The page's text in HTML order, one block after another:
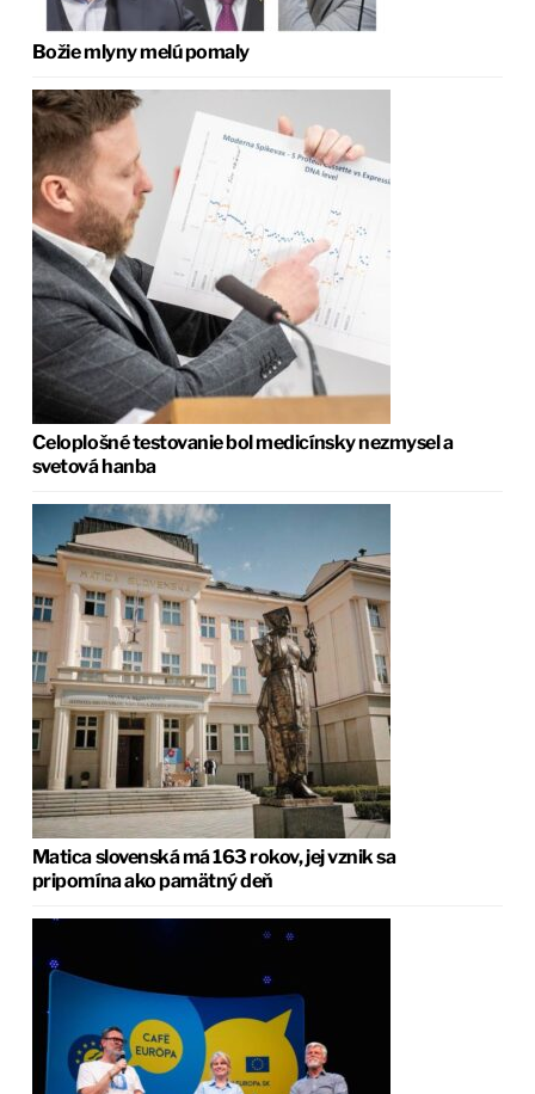
Božie mlyny melú pomaly
Celoplošné testovanie bol medicínsky nezmysel a
svetová hanba
Matica slovenská má 163 rokov, jej vznik sa
pripomína ako pamätný deň